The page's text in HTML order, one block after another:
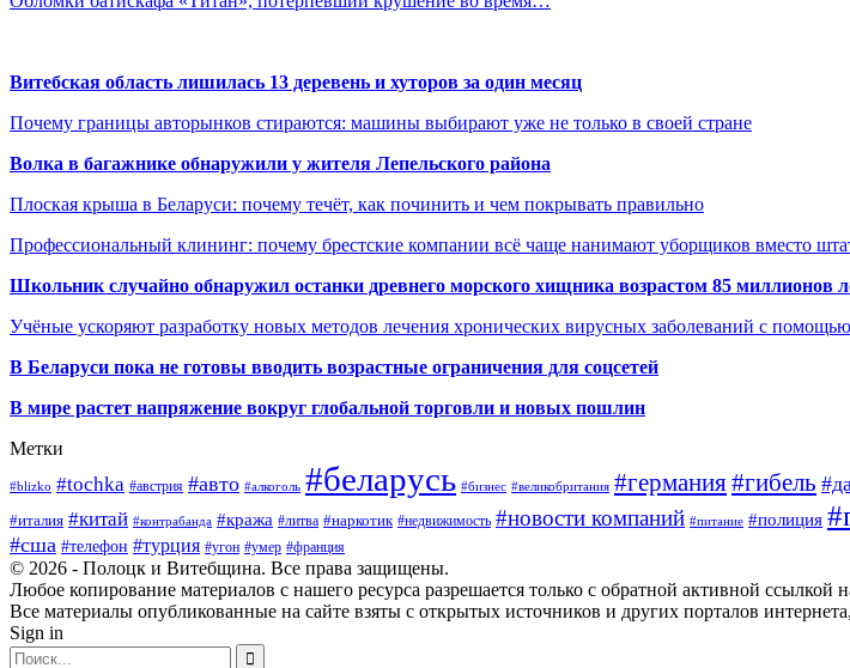
Витебская область лишилась 13 деревень и хуторов за один месяц
Почему границы авторынков стираются: машины выбирают уже не только в своей стране
Волка в багажнике обнаружили у жителя Лепельского района
Плоская крыша в Беларуси: почему течёт, как починить и чем покрывать правильно
Профессиональный клининг: почему брестские компании всё чаще нанимают уборщиков вместо
Школьник случайно обнаружил останки древнего морского хищника возрастом 85 миллионов
Учёные ускоряют разработку новых методов лечения хронических вирусных заболеваний с
В Беларуси пока не готовы вводить возрастные ограничения для соцсетей
В мире растет напряжение вокруг глобальной торговли и новых пошлин
Метки
#blizko #tochka #австрия #авто #алкоголь #беларусь #бизнес #великобритания #германия#гибель
#италия #китай #контрабанда #кража #литва #наркотик #недвижимость #новости компаний #питание #полиция
#сша #телефон #турция #угон #умер #франция
© 2026 - Полоцк и Витебщина. Все права защищены.
Любое копирование материалов с нашего ресурса разрешается только с обратной активной ссылкой
Все материалы опубликованные на сайте взяты с открытых источников и других порталов
Sign in